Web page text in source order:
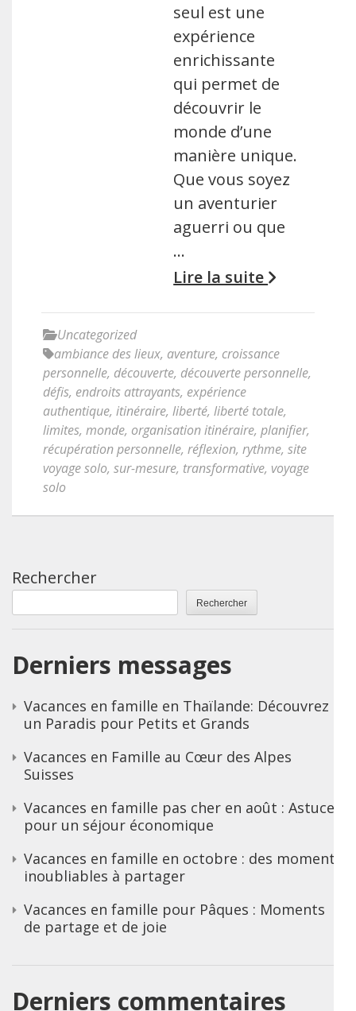
seul est une
expérience
enrichissante
qui permet de
découvrir le
monde d’une
manière unique.
Que vous soyez
un aventurier
aguerri ou que
…
Lire la suite
Uncategorized
ambiance des lieux, aventure, croissance
personnelle, découverte, découverte personnelle,
défis, endroits attrayants, expérience
authentique, itinéraire, liberté, liberté totale,
limites, monde, organisation itinéraire, planifier,
récupération personnelle, réflexion, rythme, site
voyage solo, sur-mesure, transformative, voyage
solo
Rechercher
Rechercher
Derniers messages
Vacances en famille en Thaïlande: Découvrez
un Paradis pour Petits et Grands
Vacances en Famille au Cœur des Alpes
Suisses
Vacances en famille pas cher en août : Astuces
pour un séjour économique
Vacances en famille en octobre : des moments
inoubliables à partager
Vacances en famille pour Pâques : Moments
de partage et de joie
Derniers commentaires